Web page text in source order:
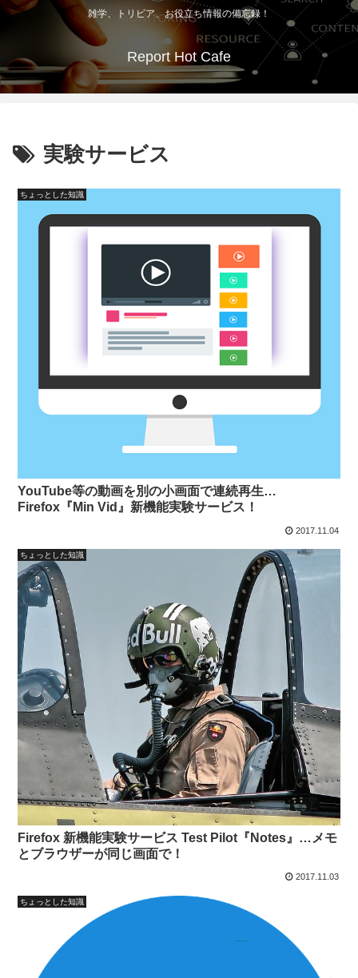
雑学、トリビア、お役立ち情報の備忘録！
Report Hot Cafe
実験サービス
ちょっとした知識
YouTube等の動画を別の小画面で連続再生…
Firefox『Min Vid』新機能実験サービス！
2017.11.04
ちょっとした知識
Firefox 新機能実験サービス Test Pilot『Notes』…メモ
とブラウザーが同じ画面で！
2017.11.03
ちょっとした知識